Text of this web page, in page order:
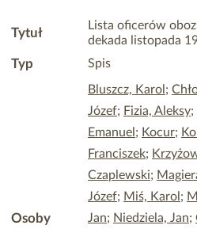
Tytuł
Lista oficerów
dekada listopada
Typ Spis
Osoby
Bluszcz, Karol ;
Józef; Fizia, Aleksy;
Emanuel ; Kocur;
Franciszek;
Czaplewski;
Józef; Miś, Karol ;
Jan; Niedziela, Jan;